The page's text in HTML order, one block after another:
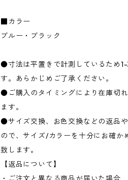
■カラー
ブルー・ブラック
●寸法は平置きで計測しているため
す。あらかじめご了承ください。
●ご購入のタイミングにより在庫切
ます。
●サイズ交換、お色交換などの返品
ので、サイズ/カラーを十分にお確か
致します。
【返品について】